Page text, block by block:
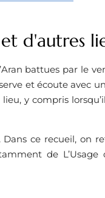
d'autres
battues par le
et écoute avec
y compris
ce recueil, on
de